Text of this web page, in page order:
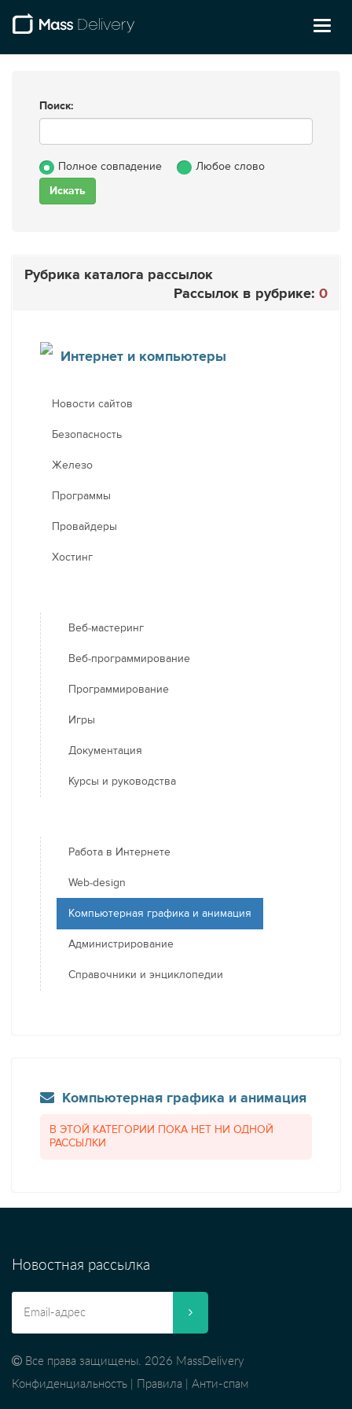
Поиск:
Полное совпадение Любое слово
Рубрика каталога рассылок
Рассылок в рубрике: 0
Интернет и компьютеры
Новости сайтов
Безопасность
Железо
Программы
Провайдеры
Хостинг
Веб-мастеринг
Веб-программирование
Программирование
Игры
Документация
Курсы и руководства
Работа в Интернете
Web-design
Компьютерная графика и анимация
Администрирование
Справочники и энциклопедии
Компьютерная графика и анимация
В ЭТОЙ КАТЕГОРИИ ПОКА НЕТ НИ ОДНОЙ
РАССЫЛКИ
Новостная рассылка
Все права защищены. 2026 MassDelivery
Конфиденциальность
Правила Анти-спам